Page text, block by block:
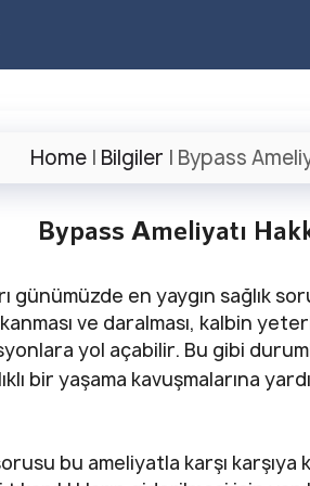
Home| Bilgiler | Bypass
Bypass Ameliyatı
günümüzde en yaygın sağlık
ve daralması, kalbin
yol açabilir. Bu gibi
bir yaşama kavuşmalarına
bu ameliyatla karşı karşıya